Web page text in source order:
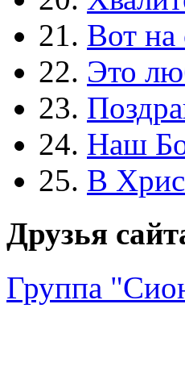
21. Вот на
22. Это
23.
24. Наш
25. В
Друзья
Группа